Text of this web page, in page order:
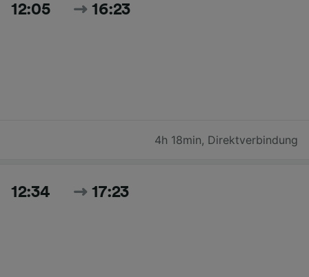
12:05 16:23
4h 18min, Direktverbindung
12:34 17:23